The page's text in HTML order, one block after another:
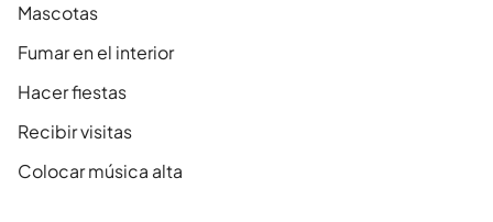
Mascotas
Fumar en el interior
Hacer fiestas
Recibir visitas
Colocar música alta